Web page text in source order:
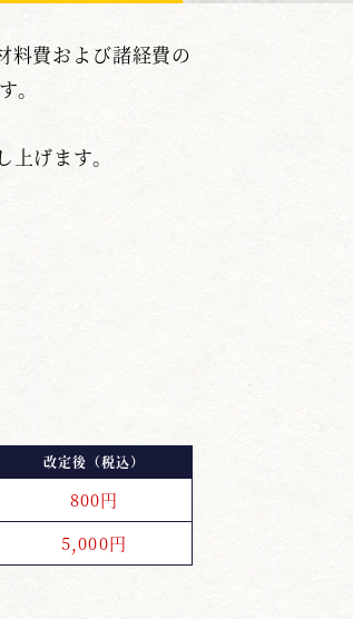
料費および諸経費の
。
げます。
改定後（税込）
800円
5,000円